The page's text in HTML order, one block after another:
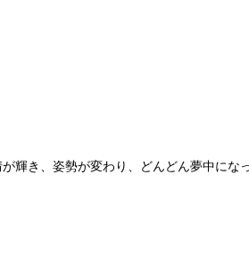
輝き、姿勢が変わり、どんどん夢中にな